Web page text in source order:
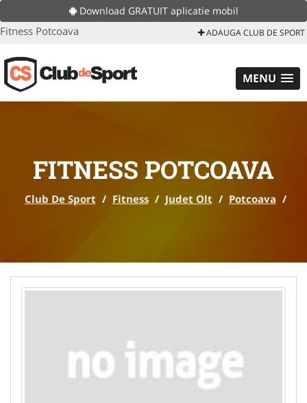
Download GRATUIT aplicatie mobil
Fitness Potcoava ADAUGA CLUB DE SPORT
MENU
FITNESS POTCOAVA
Club De Sport / Fitness / Judet Olt / Potcoava /